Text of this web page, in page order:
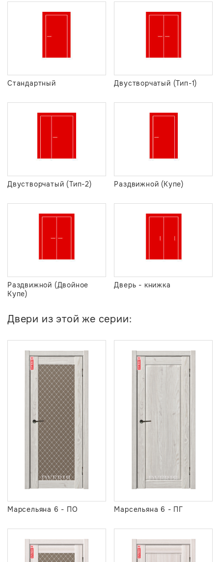
Стандартный Двустворчатый (Тип-1)
Двустворчатый (Тип-2) Раздвижной (Купе)
Раздвижной (Двойное
Купе)
Дверь - книжка
Двери из этой же серии:
Марсельяна 6 - ПО Марсельяна 6 - ПГ